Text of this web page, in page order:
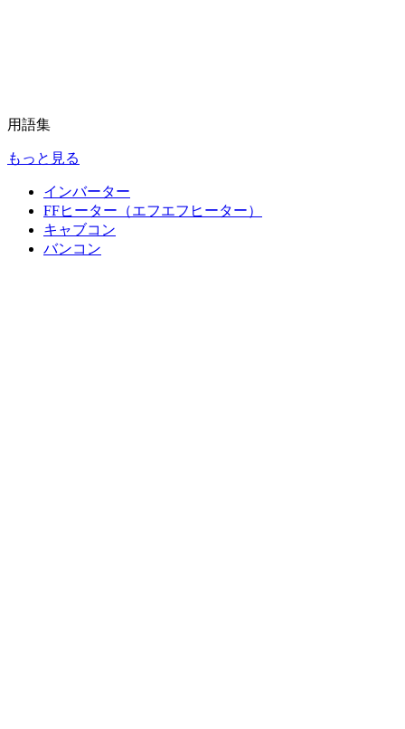
用語集
もっと見る
インバーター
FFヒーター（エフエフヒーター）
キャブコン
バンコン